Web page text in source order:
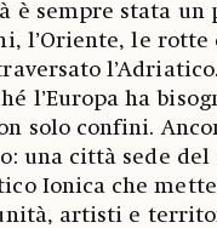
è sempre stata un
l’Oriente, le
l’Europa ha
solo confini.
una città sede del
Ionica che
artisti e